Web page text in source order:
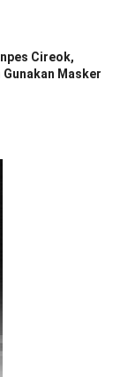
Cireok,
Masker